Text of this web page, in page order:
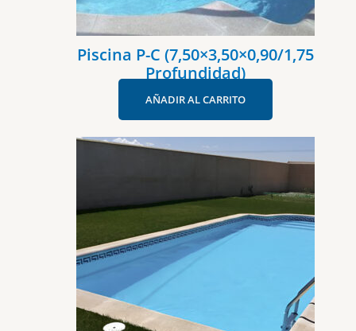
Piscina P-C (7,50×3,50×0,90/1,75
Profundidad)
AÑADIR AL CARRITO